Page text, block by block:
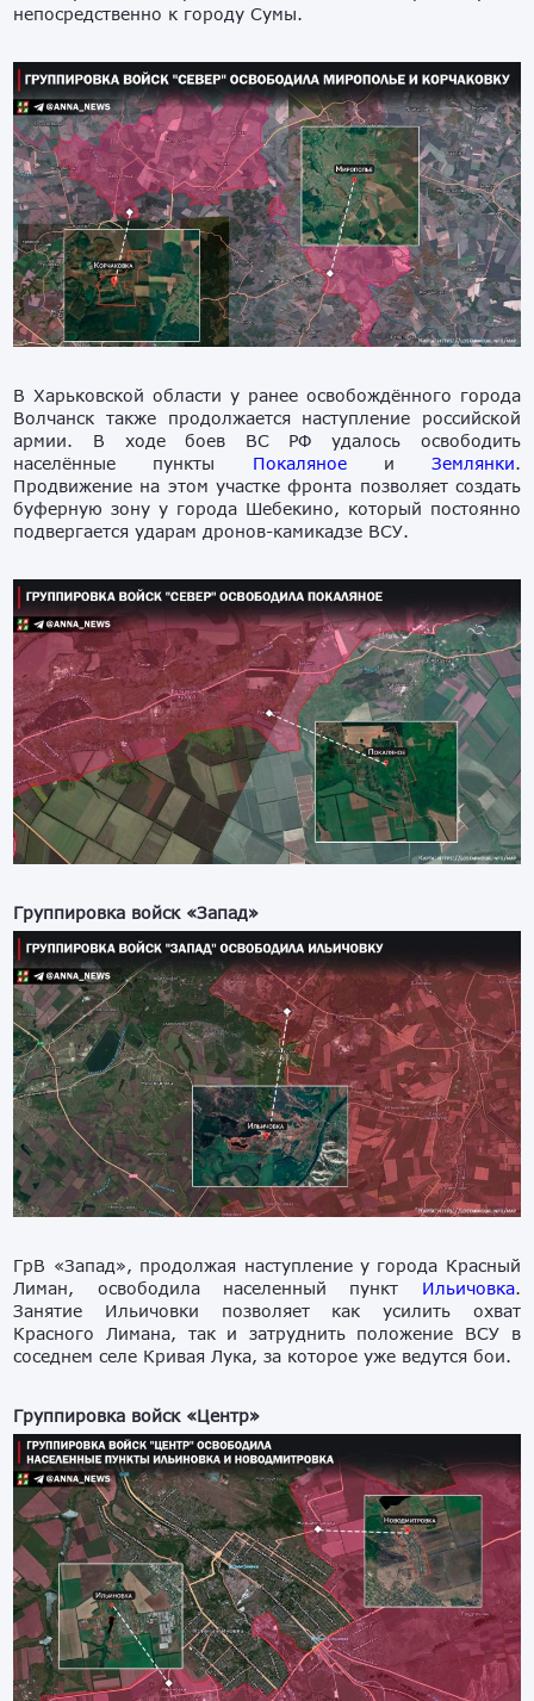
непосредственно к городу Сумы.
В Харьковской области у ранее освобождённого города
Волчанск также продолжается наступление российской
армии. В ходе боев ВС РФ удалось освободить
населённые пункты Покаляноеи Землянки.
Продвижение на этом участке фронта позволяет создать
буферную зону у города Шебекино, который постоянно
подвергается ударам дронов-камикадзе ВСУ.
Группировка войск «Запад»
ГрВ «Запад», продолжая наступление у города Красный
Лиман, освободила населенный пункт Ильичовка.
Занятие Ильичовки позволяет как усилить охват
Красного Лимана, так и затруднить положение ВСУ в
соседнем селе Кривая Лука, за которое уже ведутся бои.
Группировка войск «Центр»